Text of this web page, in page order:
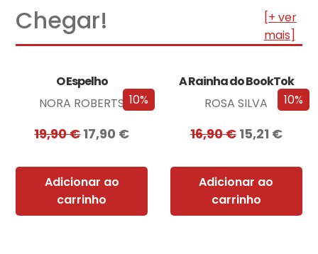
Chegar!
[+ ver
mais]
10%
O Espelho
NORA ROBERTS
19,90€17,90 €
Adicionar ao
carrinho
10%
A Rainha do BookTok
ROSA SILVA
16,90€ 15,21 €
Adicionar ao
carrinho